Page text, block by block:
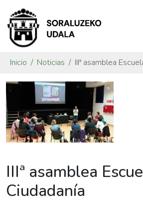
Inicio Noticias IIIª asamblea
IIIª asamblea
Ciudadanía